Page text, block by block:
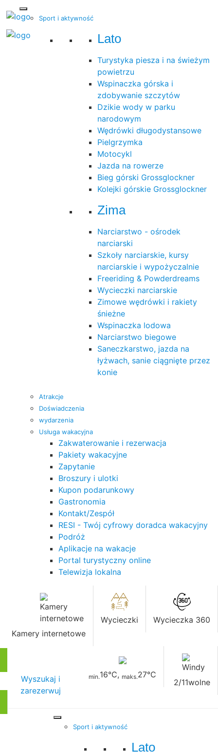
Sport i aktywność
Lato
Turystyka piesza i na świeżym
powietrzu
Wspinaczka górska i
zdobywanie szczytów
Dzikie wody w parku
narodowym
Wędrówki długodystansowe
Pielgrzymka
Motocykl
Jazda na rowerze
Bieg górski Grossglockner
Kolejki górskie Grossglockner
Zima
Narciarstwo - ośrodek
narciarski
Szkoły narciarskie, kursy
narciarskie i wypożyczalnie
Freeriding & Powderdreams
Wycieczki narciarskie
Zimowe wędrówki i rakiety
śnieżne
Wspinaczka lodowa
Narciarstwo biegowe
Saneczkarstwo, jazda na
łyżwach, sanie ciągnięte przez
konie
Atrakcje
Doświadczenia
wydarzenia
Usługa wakacyjna
Zakwaterowanie i rezerwacja
Pakiety wakacyjne
Zapytanie
Broszury i ulotki
Kupon podarunkowy
Gastronomia
Kontakt/Zespół
RESI - Twój cyfrowy doradca wakacyjny
Podróż
Aplikacje na wakacje
Portal turystyczny online
Telewizja lokalna
Wycieczka 360
Wycieczki
Kamery internetowe
2/11wolne
min.16°C, maks.27°C
Wyszukaj i
zarezerwuj
Sport i aktywność
Lato